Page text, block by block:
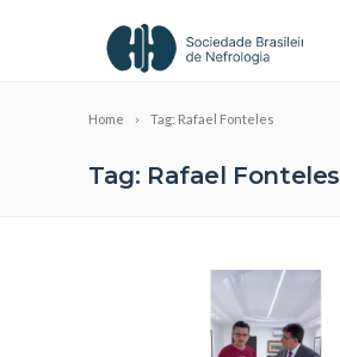
Home Tag: Rafael Fonteles
Tag: Rafael Fonteles